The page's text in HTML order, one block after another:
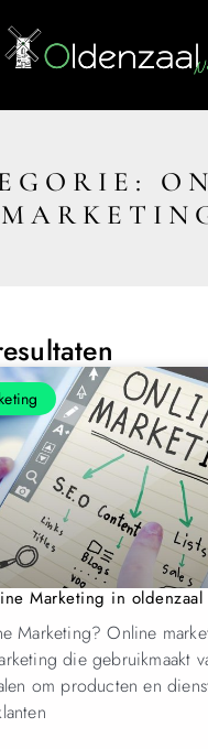
Marketing in oldenzaal
Marketing? Online
die gebruikmaakt
om producten en